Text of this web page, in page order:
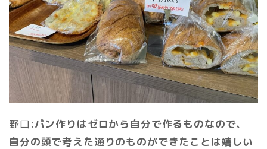
野口:パン作りはゼロから自分で作るものなので、
自分の頭で考えた通りのものができたことは嬉しい